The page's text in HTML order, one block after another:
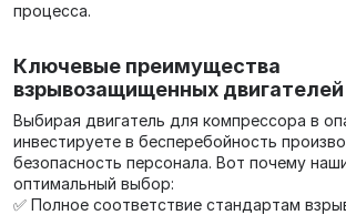
процесса.
Ключевые преимущества
взрывозащищенных
Выбирая двигатель для компрессора в
инвестируете в бесперебойность
безопасность персонала. Вот почему
оптимальный выбор:
✅ Полное соответствие стандартам